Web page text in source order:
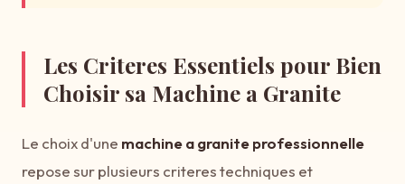
Les Criteres Essentiels pour Bien
Choisir sa Machine a Granite
Le choix d'une machine a granite professionnelle
repose sur plusieurs criteres techniques et